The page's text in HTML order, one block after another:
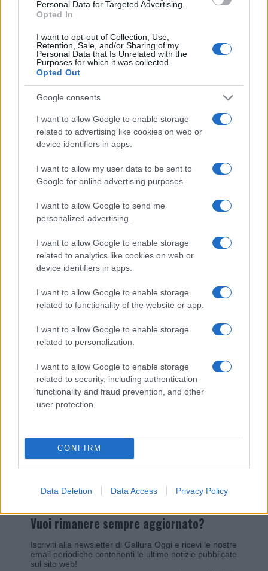
Personal Data for Targeted Advertising.
Opted In
I want to opt-out of Collection, Use,
Retention, Sale, and/or Sharing of my
Personal Data that Is Unrelated with the
Purposes for which it was collected.
Opted Out
Google consents
I want to allow Google to enable storage
related to advertising like cookies on web or
device identifiers in apps.
I want to allow my user data to be sent to
Google for online advertising purposes.
I want to allow Google to send me
personalized advertising.
I want to allow Google to enable storage
related to analytics like cookies on web or
device identifiers in apps.
I want to allow Google to enable storage
related to functionality of the website or app.
I want to allow Google to enable storage
related to personalization.
I want to allow Google to enable storage
related to security, including authentication
functionality and fraud prevention, and other
user protection.
CONFIRM
Data Deletion Data Access Privacy Policy
Mario Malu
Paolo Pinna
Martina Agostina Diturco
I nostri cari
I nostri cari
I nostri cari
Giovannimaria Cabras
Invia un Comunicato Stampa
Vuoi rimanere sempre aggiornato?
Iscriviti alla newsletter di Gallura Oggi e ricevi le nostre
email periodiche contenenti le ultime notizie pubblicate
sul sito web!